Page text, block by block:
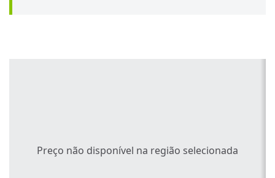
Preço não disponível na região selecionada